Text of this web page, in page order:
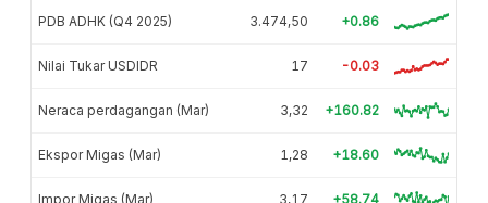
PDB ADHK (Q4 2025) 3.474,50 +0.86
Nilai Tukar USDIDR 17 -0.03
Neraca perdagangan (Mar) 3,32 +160.82
Ekspor Migas (Mar) 1,28 +18.60
Impor Migas (Mar) 3,17 +58.74